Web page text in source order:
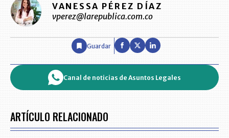
VANESSA PÉREZ DÍAZ
vperez@larepublica.com.co
Guardar
Canal de noticias de Asuntos Legales
ARTÍCULO RELACIONADO